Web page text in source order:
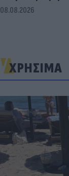
08.08.2026
ΧΡΗΣΙΜΑ